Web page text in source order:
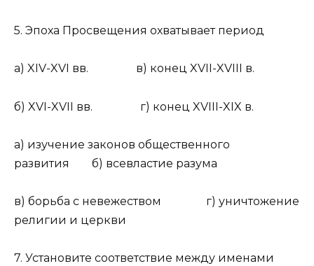
5. Эпоха Просвещения охватывает период
а) XIV-XVI вв. в) конец XVII-XVIII в.
б) XVI-XVII вв. г) конец XVIII-XIX в.
а) изучение законов общественного
развития б) всевластие разума
в) борьба с невежеством г) уничтожение
религии и церкви
7. Установите соответствие между именами